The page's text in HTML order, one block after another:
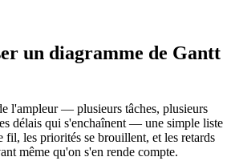
un diagramme de Gantt
l'ampleur — plusieurs tâches, plusieurs
délais qui s'enchaînent — une simple liste
les priorités se brouillent, et les retards
même qu'on s'en rende compte.